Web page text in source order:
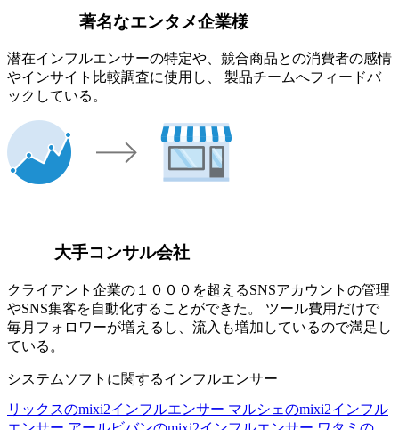
著名なエンタメ企業様
潜在インフルエンサーの特定や、競合商品との消費者の感情
やインサイト比較調査に使用し、 製品チームへフィードバ
ックしている。
大手コンサル会社
クライアント企業の１０００を超えるSNSアカウントの管理
やSNS集客を自動化することができた。 ツール費用だけで
毎月フォロワーが増えるし、流入も増加しているので満足し
ている。
システムソフトに関するインフルエンサー
リックスのmixi2インフルエンサー マルシェのmixi2インフル